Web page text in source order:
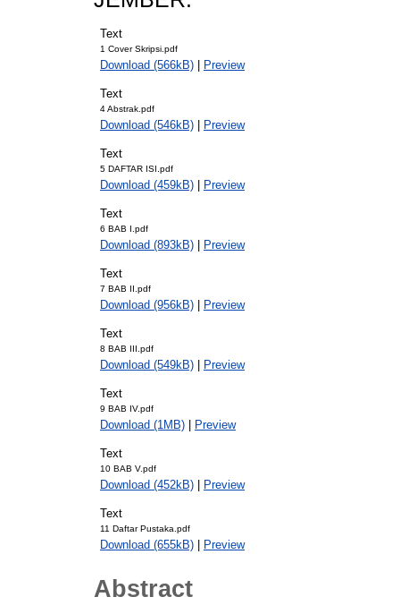
Text
1 Cover Skripsi.pdf
Download (566kB) | Preview
Text
4 Abstrak.pdf
Download (546kB) | Preview
Text
5 DAFTAR ISI.pdf
Download (459kB) | Preview
Text
6 BAB I.pdf
Download (893kB) | Preview
Text
7 BAB II.pdf
Download (956kB) | Preview
Text
8 BAB III.pdf
Download (549kB) | Preview
Text
9 BAB IV.pdf
Download (1MB) | Preview
Text
10 BAB V.pdf
Download (452kB) | Preview
Text
11 Daftar Pustaka.pdf
Download (655kB) | Preview
Abstract